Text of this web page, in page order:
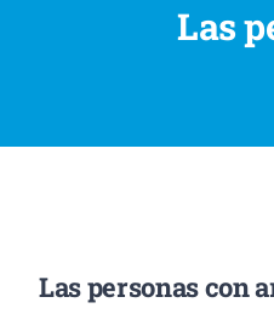
Las
Las personas con